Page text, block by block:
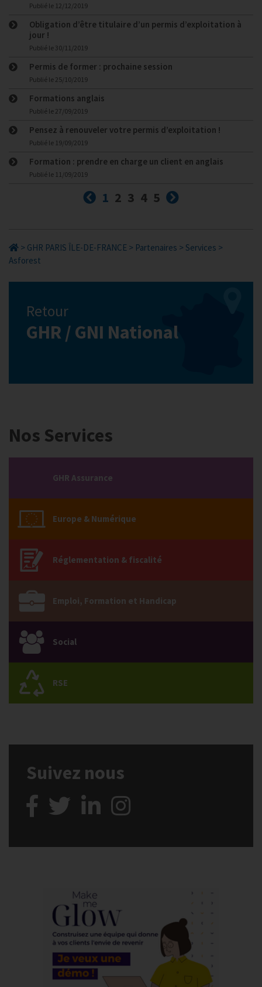
Publié le 12/12/2019
Obligation d’être titulaire d’un permis d’exploitation à
jour !
Publié le 30/11/2019
Permis de former : prochaine session
Publié le 25/10/2019
Formations anglais
Publié le 27/09/2019
Pensez à renouveler votre permis d’exploitation !
Publié le 19/09/2019
Formation : prendre en charge un client en anglais
Publié le 11/09/2019
Précédent
1 (courante)
2 3 4 5
> GHR PARIS ÎLE-DE-FRANCE > Partenaires > Services >
Asforest
Retour
GHR / GNI National
Nos Services
GHR Assurance
Europe & Numérique
Réglementation & fiscalité
Emploi, Formation et Handicap
Social
RSE
Suivez nous